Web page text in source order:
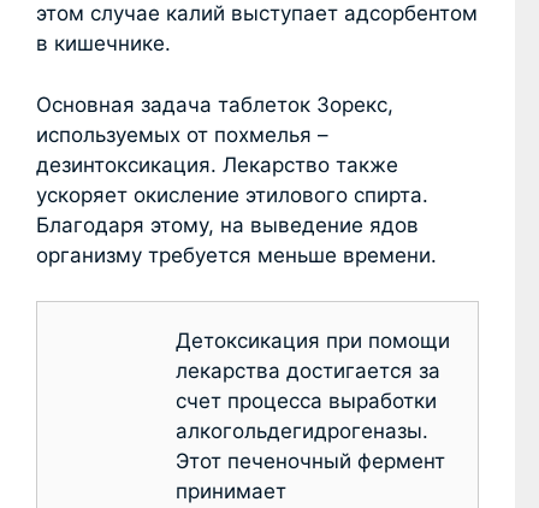
этом случае калий выступает адсорбентом
в кишечнике.
Основная задача таблеток Зорекс,
используемых от похмелья –
дезинтоксикация. Лекарство также
ускоряет окисление этилового спирта.
Благодаря этому, на выведение ядов
организму требуется меньше времени.
Детоксикация при помощи
лекарства достигается за
счет процесса выработки
алкогольдегидрогеназы.
Этот печеночный фермент
принимает